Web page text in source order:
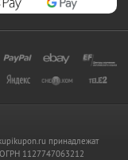
принадлежат
1127747063212